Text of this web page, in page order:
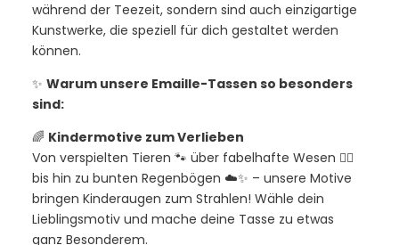
während der Teezeit, sondern sind auch einzigartige
Kunstwerke, die speziell für dich gestaltet werden
können.
✨ Warum unsere Emaille-Tassen so besonders
sind:
🌈 Kindermotive zum Verlieben
Von verspielten Tieren 🐾 über fabelhafte Wesen 🧙‍♂️
bis hin zu bunten Regenbögen ☁️✨ – unsere Motive
bringen Kinderaugen zum Strahlen! Wähle dein
Lieblingsmotiv und mache deine Tasse zu etwas
ganz Besonderem.